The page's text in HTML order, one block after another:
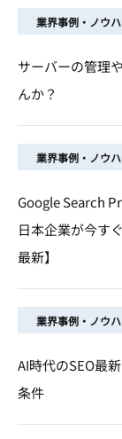
業界事例・ノウ
サーバーの管理
んか？
業界事例・ノウ
Google Search
日本企業が今す
最新】
業界事例・ノウ
AI時代のSEO最
条件